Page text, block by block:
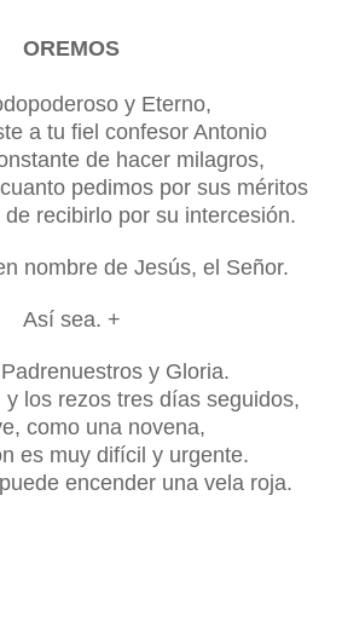
OREMOS
y Eterno,
a tu fiel confesor Antonio
de hacer milagros,
pedimos por sus méritos
recibirlo por su intercesión.
nombre de Jesús, el Señor.
Así sea. +
y Gloria.
y los rezos tres días seguidos,
como una novena,
es muy difícil y urgente.
encender una vela roja.